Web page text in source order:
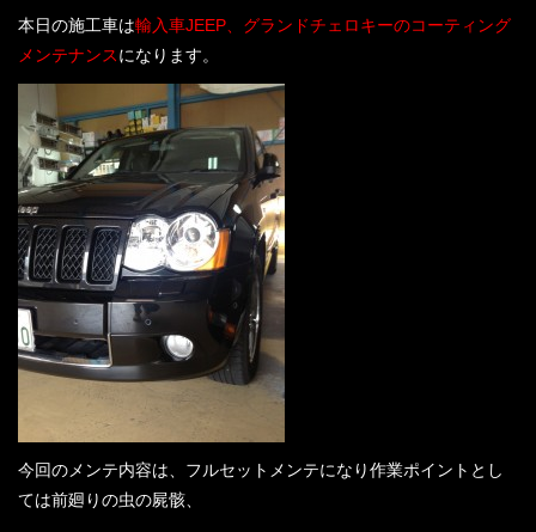
店舗案内
プライバシーポリシー
お問い合わせ
コーティングギャラリー
最新情報
スタッフブログ
本日の施工車は輸入車JEEP、グランドチェロキーのコーティング
メンテナンスになります。
今回のメンテ内容は、フルセットメンテになり作業ポイントとし
ては前廻りの虫の屍骸、